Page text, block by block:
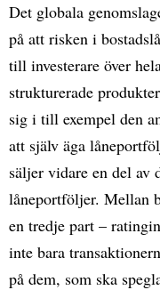
Det globala
på att risken i
till investerare över
strukturerade
sig i till exempel den
att själv äga
säljer vidare en del av
låneportföljer. Mellan
en tredje part –
inte bara
på dem, som ska